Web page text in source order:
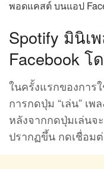
Spotify มินิเ
Facebook โ
ในครั้งแรกของการ
การกดปุ่ม “เล่น” เ
หลังจากกดปุ่มเล่นจ
ปรากฏขึ้น กดเชื่อม